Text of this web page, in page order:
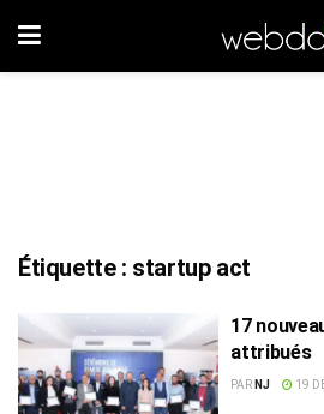
Étiquette : startup act
17
attribués
PAR NJ 19